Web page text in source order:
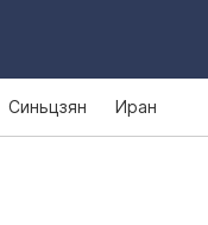
Синьцзян Иран